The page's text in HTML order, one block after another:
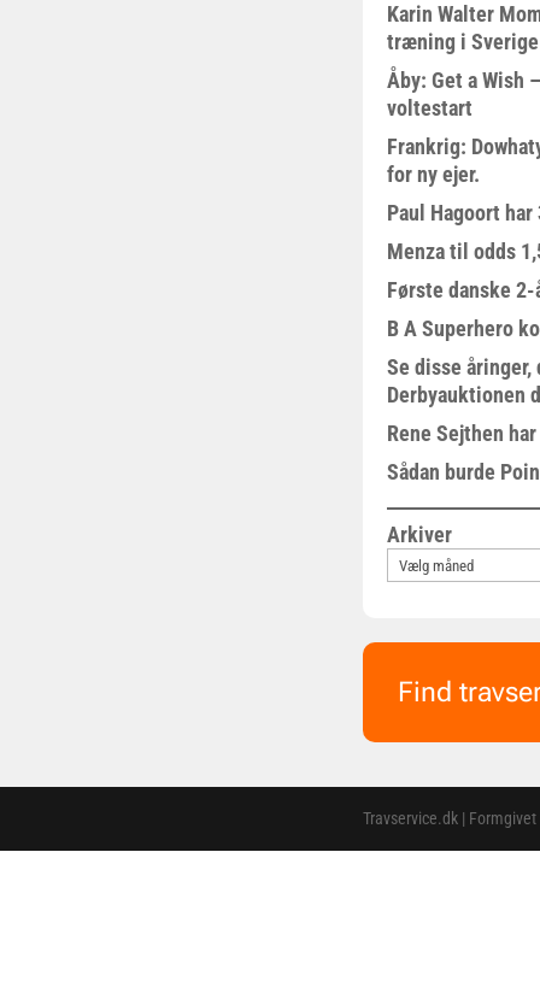
Karin Walter
træning i Sverige
Åby: Get a Wish
voltestart
Frankrig:
for ny ejer.
Paul Hagoort
Menza til odds
Første danske
B A Superhero
Se disse
Derbyauktionen
Rene Sejthen
Sådan burde
Arkiver
Find
Travservice.dk |